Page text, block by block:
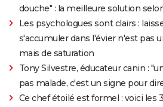
douche" : la meilleure solution
Les psychologues sont clairs :
s'accumuler dans l'évier n'est pas
mais de saturation
Tony Silvestre, éducateur canin :
pas malade, c'est un signe pour
Ce chef étoilé est formel : voici les